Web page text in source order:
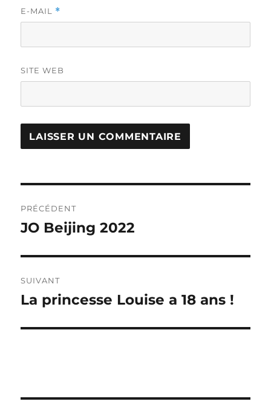
E-MAIL *
SITE WEB
de
PRÉCÉDENT
Publication
JO Beijing 2022
SUIVANT
Publication
La princesse Louise a 18 ans !